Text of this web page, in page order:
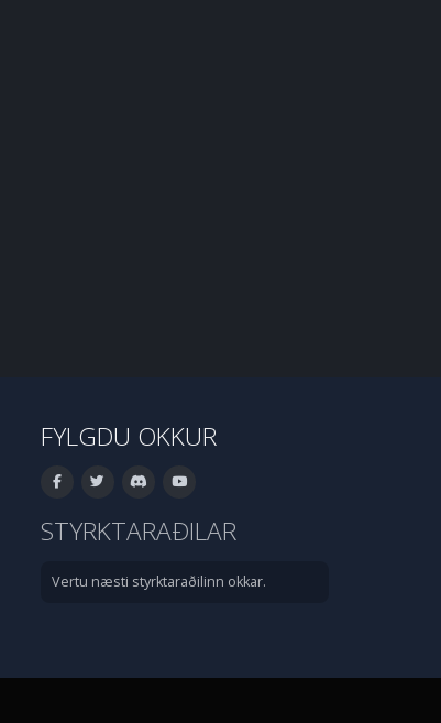
FYLGDU OKKUR
STYRKTARAÐILAR
Vertu næsti styrktaraðilinn okkar.